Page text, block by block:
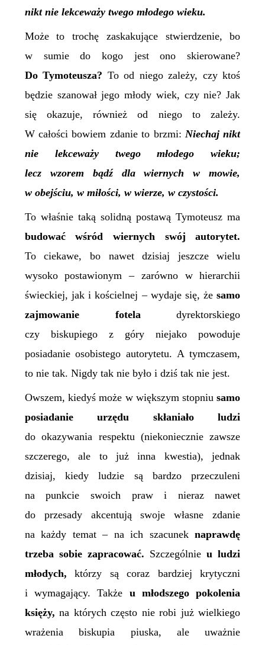
nikt nie lekceważy twego młodego wieku.
Może to trochę zaskakujące stwierdzenie, bo
w sumie do kogo jest ono skierowane?
Do Tymoteusza? To od niego zależy, czy ktoś
będzie szanował jego młody wiek, czy nie? Jak
się okazuje, również od niego to zależy.
W całości bowiem zdanie to brzmi: Niechaj nikt
nie lekceważy twego młodego wieku;
lecz wzorem bądź dla wiernych w mowie,
w obejściu, w miłości, w wierze, w czystości.
To właśnie taką solidną postawą Tymoteusz ma
budować wśród wiernych swój autorytet.
To ciekawe, bo nawet dzisiaj jeszcze wielu
wysoko postawionym – zarówno w hierarchii
świeckiej, jak i kościelnej – wydaje się, żesamo
zajmowanie foteladyrektorskiego
czy biskupiego z góry niejako powoduje
posiadanie osobistego autorytetu. A tymczasem,
to nie tak. Nigdy tak nie było i dziś tak nie jest.
Owszem, kiedyś może w większym stopniusamo
posiadanie urzędu skłaniało ludzi
do okazywania respektu (niekoniecznie zawsze
szczerego, ale to już inna kwestia), jednak
dzisiaj, kiedy ludzie są bardzo przeczuleni
na punkcie swoich praw i nieraz nawet
do przesady akcentują swoje własne zdanie
na każdy temat – na ich szacuneknaprawdę
trzeba sobie zapracować. Szczególnieu ludzi
młodych, którzy są coraz bardziej krytyczni
i wymagający. Także u młodszego pokolenia
księży,na których często nie robi już wielkiego
wrażenia biskupia piuska, ale uważnie